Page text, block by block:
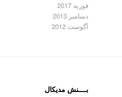
فوریه 2017
دسامبر 2013
آگوست 2012
بــــنش مدیکال